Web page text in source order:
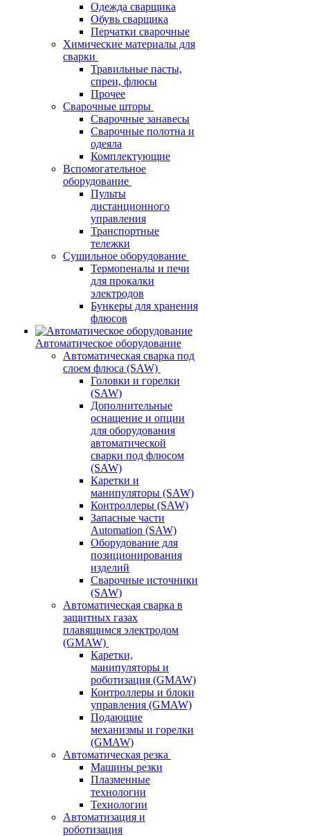
Одежда сварщика
Обувь сварщика
Перчатки сварочные
Химические материалы для
сварки
Травильные пасты,
спреи, флюсы
Прочее
Сварочные шторы
Сварочные занавесы
Сварочные полотна и
одеяла
Комплектующие
Вспомогательное
оборудование
Пульты
дистанционного
управления
Транспортные
тележки
Сушильное оборудование
Термопеналы и печи
для прокалки
электродов
Бункеры для хранения
флюсов
Автоматическое оборудование
Автоматическая сварка под
слоем флюса (SAW)
Головки и горелки
(SAW)
Дополнительные
оснащение и опции
для оборудования
автоматической
сварки под флюсом
(SAW)
Каретки и
манипуляторы (SAW)
Контроллеры (SAW)
Запасные части
Automation (SAW)
Оборудование для
позиционирования
изделий
Сварочные источники
(SAW)
Автоматическая сварка в
защитных газах
плавящимся электродом
(GMAW)
Каретки,
манипуляторы и
роботизация (GMAW)
Контроллеры и блоки
управления (GMAW)
Подающие
механизмы и горелки
(GMAW)
Автоматическая резка
Машины резки
Плазменные
технологии
Технологии
Автоматизация и
роботизация